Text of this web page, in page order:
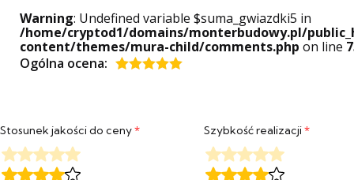
Warning: Undefined variable $suma_gwiazdki5 in
/home/cryptod1/domains/monterbudowy.pl/
content/themes/mura-child/comments.php on line
Ogólna ocena:
Stosunek jakości do ceny* Szybkość realizacji*